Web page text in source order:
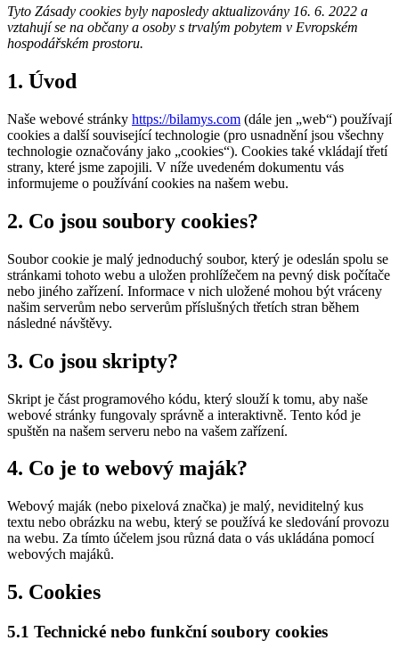
Tyto Zásady cookies byly naposledy aktualizovány 16. 6. 2022 a
vztahují se na občany a osoby s trvalým pobytem v Evropském
hospodářském prostoru.
1. Úvod
Naše webové stránky https://bilamys.com (dále jen „web“) používají
cookies a další související technologie (pro usnadnění jsou všechny
technologie označovány jako „cookies“). Cookies také vkládají třetí
strany, které jsme zapojili. V níže uvedeném dokumentu vás
informujeme o používání cookies na našem webu.
2. Co jsou soubory cookies?
Soubor cookie je malý jednoduchý soubor, který je odeslán spolu se
stránkami tohoto webu a uložen prohlížečem na pevný disk počítače
nebo jiného zařízení. Informace v nich uložené mohou být vráceny
našim serverům nebo serverům příslušných třetích stran během
následné návštěvy.
3. Co jsou skripty?
Skript je část programového kódu, který slouží k tomu, aby naše
webové stránky fungovaly správně a interaktivně. Tento kód je
spuštěn na našem serveru nebo na vašem zařízení.
4. Co je to webový maják?
Webový maják (nebo pixelová značka) je malý, neviditelný kus
textu nebo obrázku na webu, který se používá ke sledování provozu
na webu. Za tímto účelem jsou různá data o vás ukládána pomocí
webových majáků.
5. Cookies
5.1 Technické nebo funkční soubory cookies